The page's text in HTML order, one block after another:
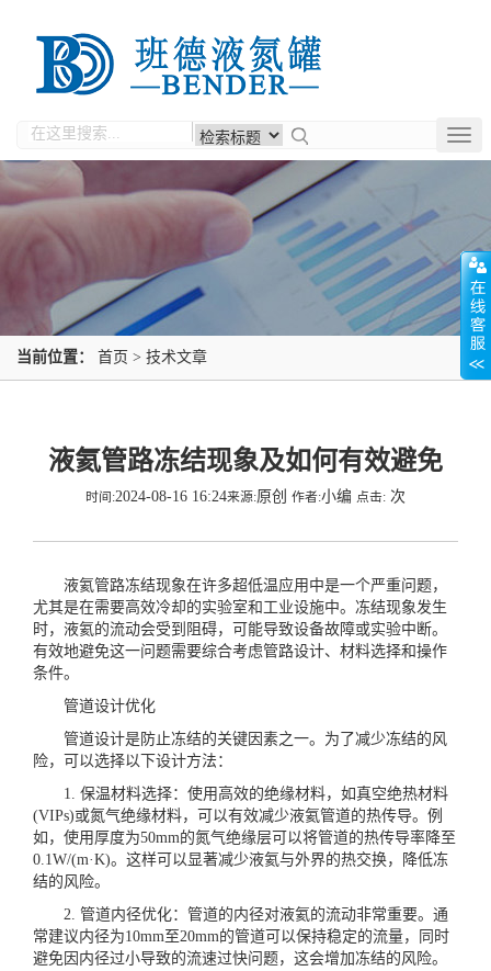
当前位置： 首页 > 技术文章
液氦管路冻结现象及如何有效避免
时间:2024-08-16 16:24来源:原创 作者:小编 点击: 次
液氦管路冻结现象在许多超低温应用中是一个严重问题，
尤其是在需要高效冷却的实验室和工业设施中。冻结现象发生
时，液氦的流动会受到阻碍，可能导致设备故障或实验中断。
有效地避免这一问题需要综合考虑管路设计、材料选择和操作
条件。
管道设计优化
管道设计是防止冻结的关键因素之一。为了减少冻结的风
险，可以选择以下设计方法：
1. 保温材料选择：使用高效的绝缘材料，如真空绝热材料
(VIPs)或氮气绝缘材料，可以有效减少液氦管道的热传导。例
如，使用厚度为50mm的氮气绝缘层可以将管道的热传导率降至
0.1W/(m·K)。这样可以显著减少液氦与外界的热交换，降低冻
结的风险。
2. 管道内径优化：管道的内径对液氦的流动非常重要。通
常建议内径为10mm至20mm的管道可以保持稳定的流量，同时
避免因内径过小导致的流速过快问题，这会增加冻结的风险。